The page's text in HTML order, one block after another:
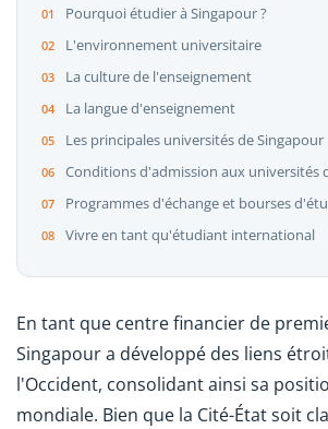
Pourquoi étudier à Singapour ?
L'environnement universitaire
La culture de l'enseignement
La langue d'enseignement
Les principales universités de Singapour
Conditions d'admission aux universités
Programmes d'échange et bourses
Vivre en tant qu'étudiant international
En tant que centre financier de
Singapour a développé des liens
l'Occident, consolidant ainsi sa
mondiale. Bien que la Cité-État soit